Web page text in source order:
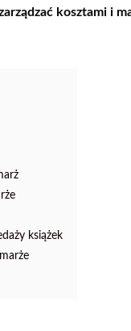
kosztami i
książek